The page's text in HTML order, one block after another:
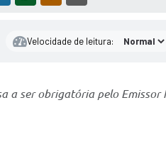
Velocidade de leitura:
a ser obrigatória pelo